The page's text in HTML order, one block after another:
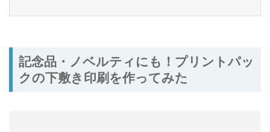
記念品・ノベルティにも！プリントパッ
クの下敷き印刷を作ってみた